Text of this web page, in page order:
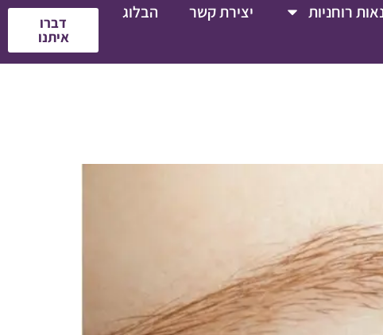
רוחניות יצירת קשר
הבלוג
דברו
איתנו